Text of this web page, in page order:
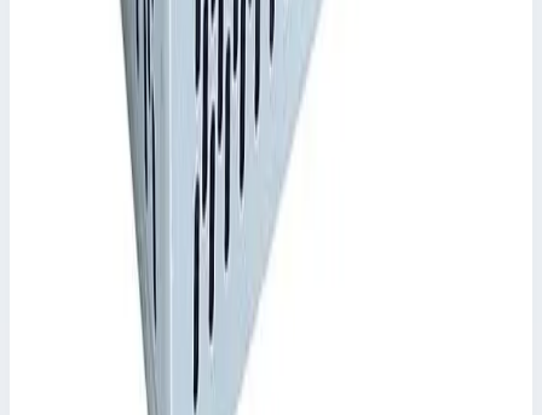
поропласта 41717
Производитель: Zarges; Артикул: 41717; Внутренние размеры:
650 x 455 x 190 мм; Внешние размеры: 665 x 510 x 210 мм;
Объем: 56,2 л; Вес: 4,7 кг; Материал: Алюминий
Цена по запросу
Транспортировочный ящик K 475 Zarges 45135